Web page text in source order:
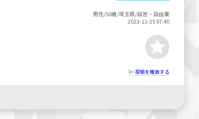
男性/50歳/埼玉県/自営・自由業
2023-11-25 07:40
投稿を報告する